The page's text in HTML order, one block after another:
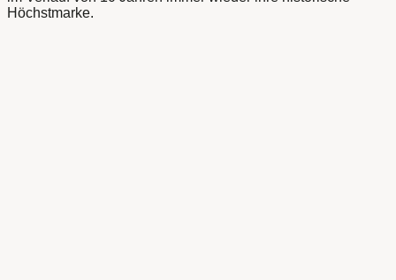
Höchstmarke.